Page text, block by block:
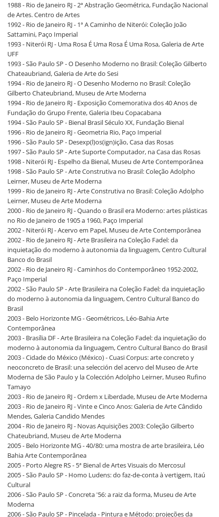
1988 - Rio de Janeiro RJ - 2ª Abstração Geométrica, Fundação Nacional
de Artes. Centro de Artes
1992 - Rio de Janeiro RJ - 1ª A Caminho de Niterói: Coleção João
Sattamini, Paço Imperial
1993 - Niterói RJ - Uma Rosa É Uma Rosa É Uma Rosa, Galeria de Arte
UFF
1993 - São Paulo SP - O Desenho Moderno no Brasil: Coleção Gilberto
Chateaubriand, Galeria de Arte do Sesi
1994 - Rio de Janeiro RJ - O Desenho Moderno no Brasil: Coleção
Gilberto Chateubriand, Museu de Arte Moderna
1994 - Rio de Janeiro RJ - Exposição Comemorativa dos 40 Anos de
Fundação do Grupo Frente, Galeria Ibeu Copacabana
1994 - São Paulo SP - Bienal Brasil Século XX, Fundação Bienal
1996 - Rio de Janeiro RJ - Geometria Rio, Paço Imperial
1996 - São Paulo SP - Desexp(l)os(ign)ição, Casa das Rosas
1997 - São Paulo SP - Arte Suporte Computador, na Casa das Rosas
1998 - Niterói RJ - Espelho da Bienal, Museu de Arte Contemporânea
1998 - São Paulo SP - Arte Construtiva no Brasil: Coleção Adolpho
Leirner, Museu de Arte Moderna
1999 - Rio de Janeiro RJ - Arte Construtiva no Brasil: Coleção Adolpho
Leirner, Museu de Arte Moderna
2000 - Rio de Janeiro RJ - Quando o Brasil era Moderno: artes plásticas
no Rio de Janeiro de 1905 a 1960, Paço Imperial
2002 - Niterói RJ - Acervo em Papel, Museu de Arte Contemporânea
2002 - Rio de Janeiro RJ - Arte Brasileira na Coleção Fadel: da
inquietação do moderno à autonomia da linguagem, Centro Cultural
Banco do Brasil
2002 - Rio de Janeiro RJ - Caminhos do Contemporâneo 1952-2002,
Paço Imperial
2002 - São Paulo SP - Arte Brasileira na Coleção Fadel: da inquietação
do moderno à autonomia da linguagem, Centro Cultural Banco do
Brasil
2003 - Belo Horizonte MG - Geométricos, Léo-Bahia Arte
Contemporânea
2003 - Brasília DF - Arte Brasileira na Coleção Fadel: da inquietação do
moderno à autonomia da linguagem, Centro Cultural Banco do Brasil
2003 - Cidade do México (México) - Cuasi Corpus: arte concreto y
neoconcreto de Brasil: una selección del acervo del Museo de Arte
Moderna de São Paulo y la Colección Adolpho Leirner, Museo Rufino
Tamayo
2003 - Rio de Janeiro RJ - Ordem x Liberdade, Museu de Arte Moderna
2003 - Rio de Janeiro RJ - Vinte e Cinco Anos: Galeria de Arte Cândido
Mendes, Galeria Candido Mendes
2004 - Rio de Janeiro RJ - Novas Aquisições 2003: Coleção Gilberto
Chateubriand, Museu de Arte Moderna
2005 - Belo Horizonte MG - 40/80: uma mostra de arte brasileira, Léo
Bahia Arte Contemporânea
2005 - Porto Alegre RS - 5ª Bienal de Artes Visuais do Mercosul
2005 - São Paulo SP - Homo Ludens: do faz-de-conta à vertigem, Itaú
Cultural
2006 - São Paulo SP - Concreta '56: a raiz da forma, Museu de Arte
Moderna
2006 - São Paulo SP - Pincelada - Pintura e Método: projeções da